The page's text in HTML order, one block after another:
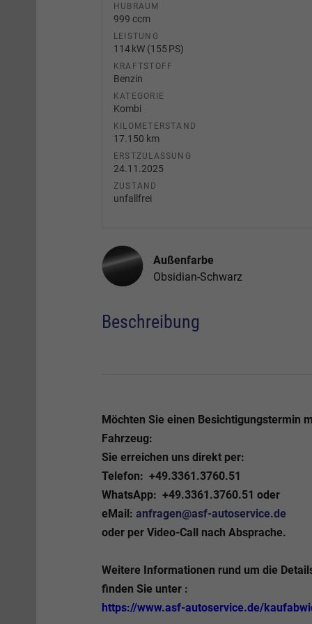
HUBRAUM
999 ccm
LEISTUNG
114 kW (155 PS)
KRAFTSTOFF
Benzin
KATEGORIE
Kombi
KILOMETERSTAND
17.150 km
ERSTZULASSUNG
24.11.2025
ZUSTAND
unfallfrei
Außenfarbe
Obsidian-Schwarz
Beschreibung
Möchten Sie einen Besichtigungstermin
Fahrzeug:
Sie erreichen uns direkt per:
Telefon: +49.3361.3760.51
WhatsApp: +49.3361.3760.51 oder
eMail: anfragen@asf-autoservice.de
oder per Video-Call nach Absprache.
Weitere Informationen rund um die
finden Sie unter :
https://www.asf-autoservice.de/